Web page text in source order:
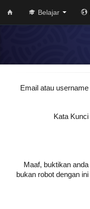
Belajar
Email atau username
Kata Kunci
Maaf, buktikan anda
bukan robot dengan ini